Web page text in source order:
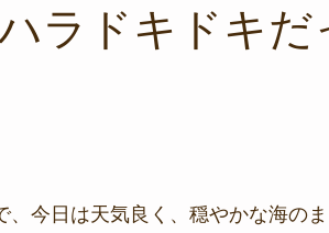
ラドキドキだ
今日は天気良く、穏やかな海の